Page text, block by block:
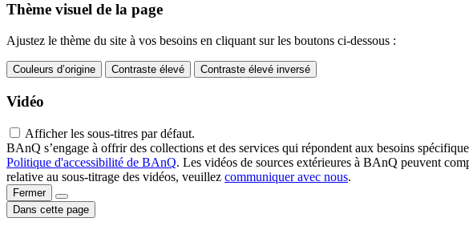
Thème visuel de la page
Ajustez le thème du site à vos besoins en cliquant sur les boutons ci-dessous :
Couleurs d’origine Contraste élevé Contraste élevé inversé
Vidéo
Afficher les sous-titres par défaut.
BAnQ s’engage à offrir des collections et des services qui répondent aux besoins
Politique d'accessibilité de BAnQ. Les vidéos de sources extérieures à BAnQ peuvent
relative au sous-titrage des vidéos, veuillez communiquer avec nous.
Fermer
Dans cette page